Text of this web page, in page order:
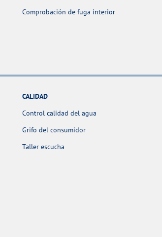
Comprobación de fuga interior
CALIDAD
Control calidad del agua
Grifo del consumidor
Taller escucha